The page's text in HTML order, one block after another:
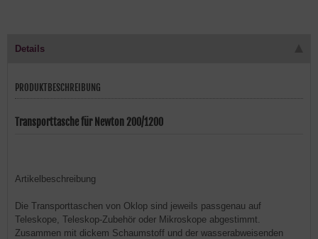
Details
PRODUKTBESCHREIBUNG
Transporttasche für Newton 200/1200
Artikelbeschreibung
Die Transporttaschen von Oklop sind jeweils passgenau auf
Teleskope, Teleskop-Zubehör oder Mikroskope abgestimmt.
Zusammen mit dickem Schaumstoff und der wasserabweisenden